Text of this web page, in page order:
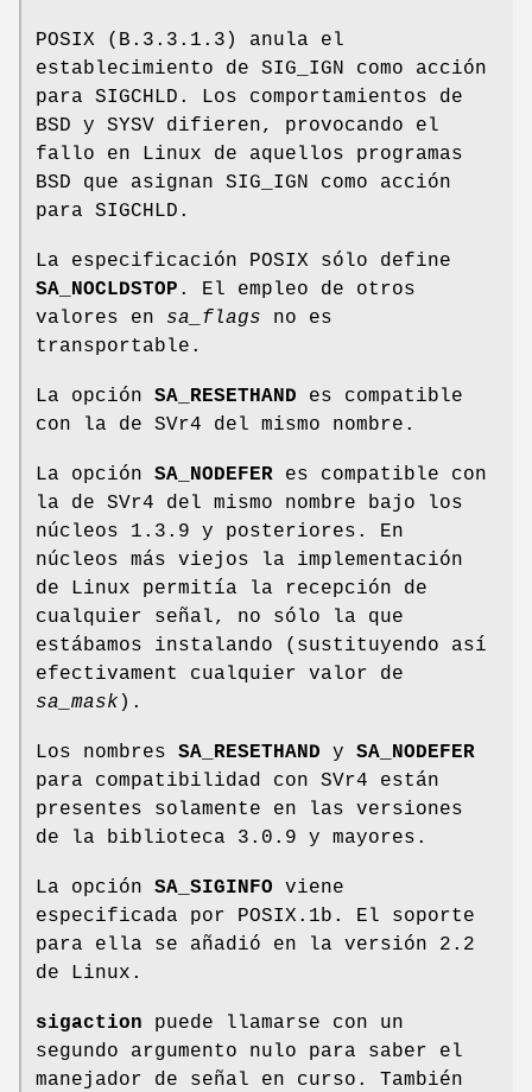
POSIX (B.3.3.1.3) anula el
establecimiento de SIG_IGN como acción
para SIGCHLD. Los comportamientos de
BSD y SYSV difieren, provocando el
fallo en Linux de aquellos programas
BSD que asignan SIG_IGN como acción
para SIGCHLD.
La especificación POSIX sólo define
SA_NOCLDSTOP . El empleo de otros
valores en sa_flags no es
transportable.
La opción SA_RESETHAND es compatible
con la de SVr4 del mismo nombre.
La opción SA_NODEFER es compatible con
la de SVr4 del mismo nombre bajo los
núcleos 1.3.9 y posteriores. En
núcleos más viejos la implementación
de Linux permitía la recepción de
cualquier señal, no sólo la que
estábamos instalando (sustituyendo así
efectivament cualquier valor de
sa_mask ).
Los nombres SA_RESETHAND y SA_NODEFER
para compatibilidad con SVr4 están
presentes solamente en las versiones
de la biblioteca 3.0.9 y mayores.
La opción SA_SIGINFO viene
especificada por POSIX.1b. El soporte
para ella se añadió en la versión 2.2
de Linux.
sigaction puede llamarse con un
segundo argumento nulo para saber el
manejador de señal en curso. También